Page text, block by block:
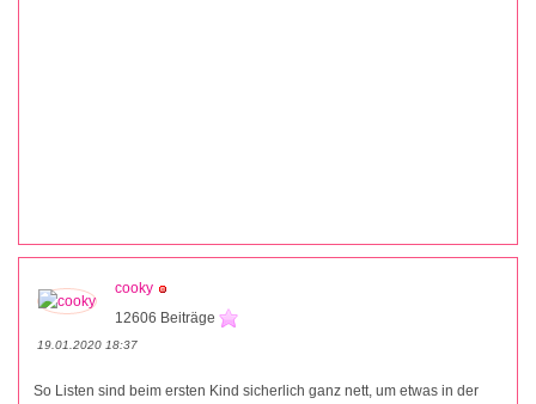
cooky
12606 Beiträge
19.01.2020 18:37
So Listen sind beim ersten Kind sicherlich ganz nett, um etwas in der